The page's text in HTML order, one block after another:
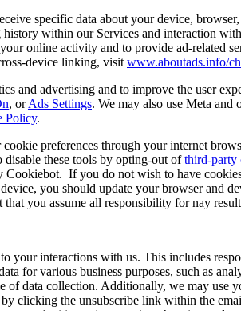
specific data about your device,
within our Services and interaction
online activity and to provide ad-related
device linking, visit www.aboutads.info/
and advertising and to improve the user
, orAds Settings. We may also use Meta and
Policy.
preferences through your internet
disable these tools by opting-out ofthird-party
Cookiebot. If you do not wish to have
you should update your browser and
you assume all responsibility for nay
interactions with us. This includes
for various business purposes, such as
of data collection. Additionally, we may
clicking the unsubscribe link within the